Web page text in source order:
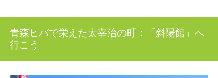
青森ヒバで栄えた太宰治の町：「斜陽館」へ
行こう